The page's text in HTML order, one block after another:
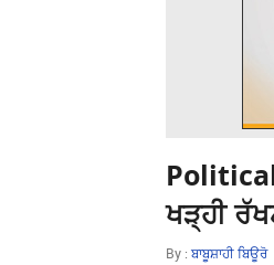
ਖੜ੍ਹੀ
By : ਬਾਬੂਸ਼ਾਹੀ ਬਿਊਰੋ